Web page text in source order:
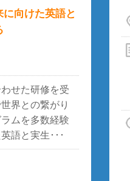
向けた英語と
せた研修を受
界との繋がり
ムを多数経験
語と実生･･･